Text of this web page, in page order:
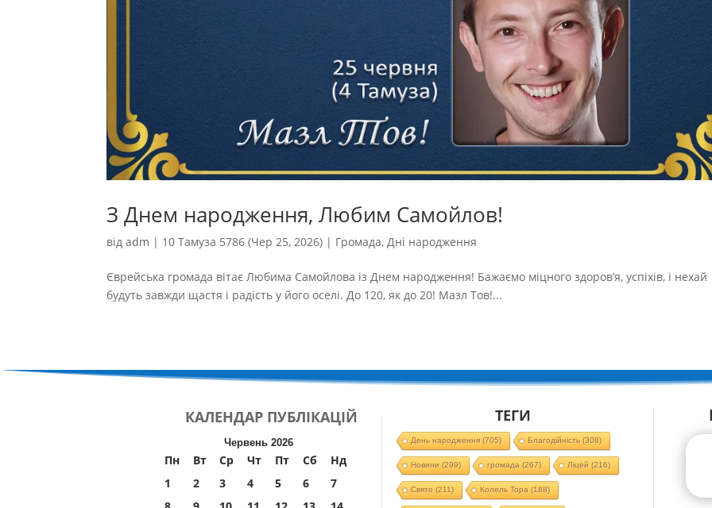
З Днем народження, Любим Самойлов!
відadm | 10 Тамуза 5786 (Чер 25, 2026) | Громада, Дні народження
Єврейська громада вітає Любима Самойлова із Днем народження! Бажаємо міцного здоров’я, успіхів, і нехай
будуть завжди щастя і радість у його оселі. До 120, як до 20! Мазл Тов!...
КАЛЕНДАР ПУБЛІКАЦІЙ
Червень 2026
Пн Вт Ср Чт Пт Сб
Нд
1
2 3 4 5 6
7
ТЕГИ
День народження(705) Благодійність (308)
Новини (299) громада (267) Ліцей (216)
Свято (211) Колель Тора (188)